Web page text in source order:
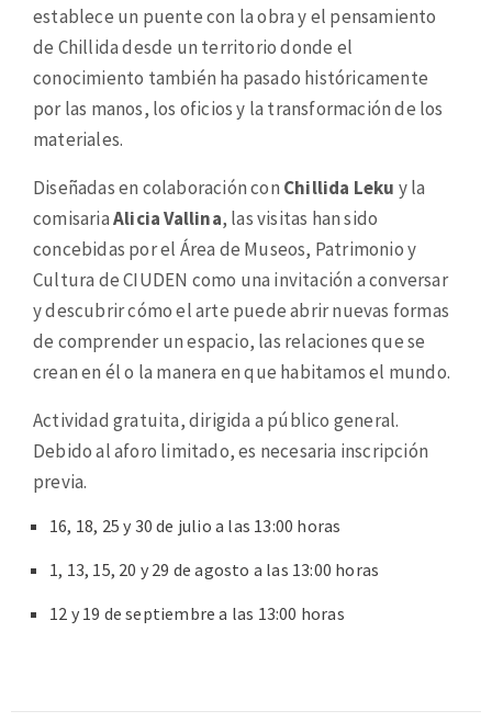
establece un puente con la obra y el pensamiento
de Chillida desde un territorio donde el
conocimiento también ha pasado históricamente
por las manos, los oficios y la transformación de los
materiales.
Diseñadas en colaboración con Chillida Leku y la
comisariaAlicia Vallina, las visitas han sido
concebidas por el Área de Museos, Patrimonio y
Cultura de CIUDEN como una invitación a conversar
y descubrir cómo el arte puede abrir nuevas formas
de comprender un espacio, las relaciones que se
crean en él o la manera en que habitamos el mundo.
Actividad gratuita, dirigida a público general.
Debido al aforo limitado, es necesaria inscripción
previa.
16, 18, 25 y 30 de julio a las 13:00 horas
1, 13, 15, 20 y 29 de agosto a las 13:00 horas
12 y 19 de septiembre a las 13:00 horas